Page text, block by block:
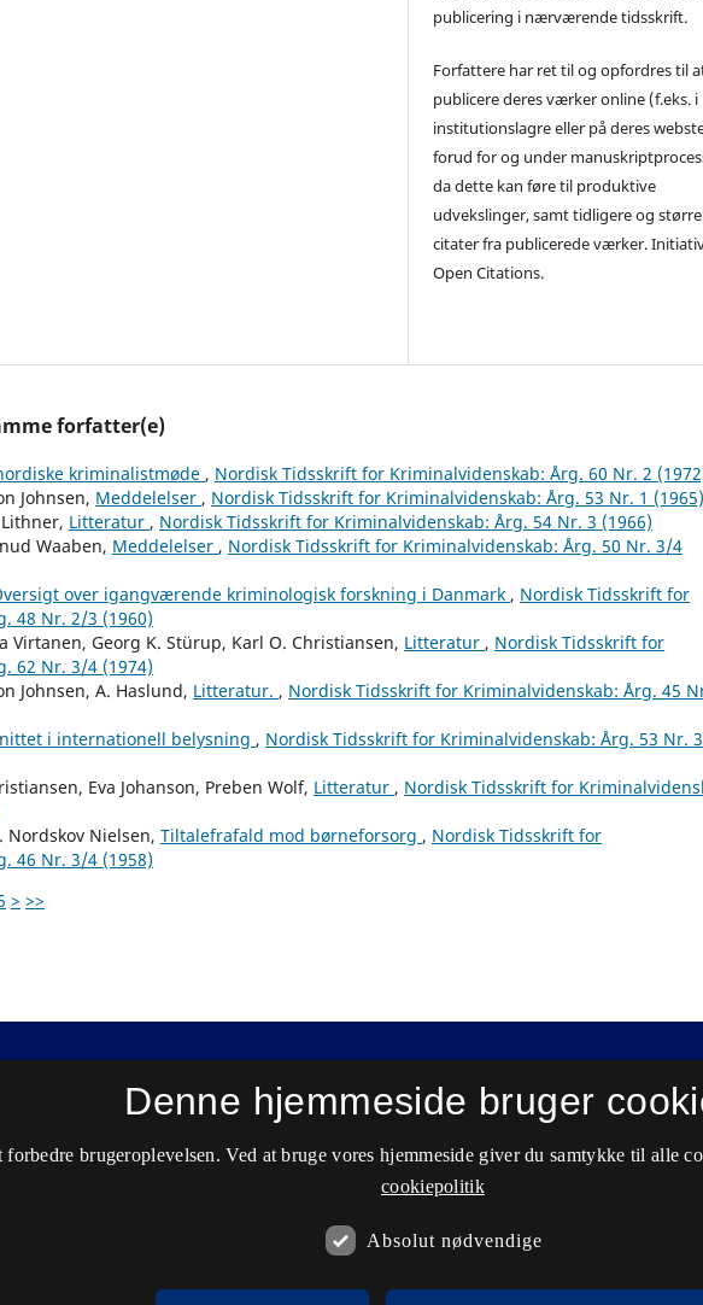
publicering i nærværende tidsskrift.
Forfattere har ret til og opfordres til
publicere deres værker online (f.eks. i
institutionslagre eller på deres
forud for og under
da dette kan føre til produktive
udvekslinger, samt tidligere og større
citater fra publicerede værker.
Open Citations.
forfatter(e)
kriminalistmøde , Nordisk Tidsskrift for Kriminalvidenskab: Årg. 60 Nr. 2
Johnsen, Meddelelser , Nordisk Tidsskrift for Kriminalvidenskab: Årg. 53 Nr. 1 (1965)
Litteratur , Nordisk Tidsskrift for Kriminalvidenskab: Årg. 54 Nr. 3 (1966)
Waaben, Meddelelser , Nordisk Tidsskrift for Kriminalvidenskab: Årg. 50 Nr. 3/4
over igangværende kriminologisk forskning i Danmark , Nordisk Tidsskrift for
48 Nr. 2/3 (1960)
Virtanen, Georg K. Stürup, Karl O. Christiansen, Litteratur , Nordisk Tidsskrift for
62 Nr. 3/4 (1974)
Johnsen, A. Haslund, Litteratur. , Nordisk Tidsskrift for Kriminalvidenskab: Årg. 45
i internationell belysning , Nordisk Tidsskrift for Kriminalvidenskab: Årg. 53 Nr.
Eva Johanson, Preben Wolf, Litteratur , Nordisk Tidsskrift for
Nordskov Nielsen, Tiltalefrafald mod børneforsorg , Nordisk Tidsskrift for
46 Nr. 3/4 (1958)
> >>
Denne hjemmeside bruger
brugeroplevelsen. Ved at bruge vores hjemmeside giver du samtykke til alle
cookiepolitik
Absolut nødvendige